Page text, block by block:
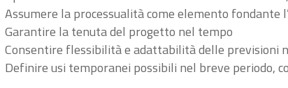
Assumere la processualità come elemento fondante
Garantire la tenuta del progetto nel tempo
Consentire flessibilità e adattabilità delle previsioni
Definire usi temporanei possibili nel breve periodo,